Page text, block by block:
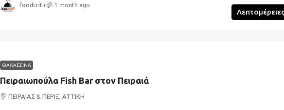
Λεπτομέρειες
foodcritic 1 month ago
ΘΑΛΑΣΣΙΝΑ
Πειραιωπούλα Fish Bar στον Πειραιά
ΠΕΙΡΑΙΑΣ & ΠΕΡΙΞ, ΑΤΤΙΚΗ